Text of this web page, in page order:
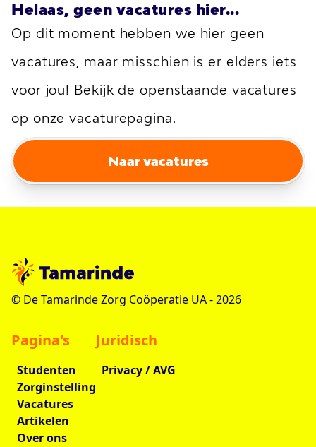
Helaas, geen vacatures hier...
Op dit moment hebben we hier geen
vacatures, maar misschien is er elders iets
voor jou! Bekijk de openstaande vacatures
op onze vacaturepagina.
Naar vacatures
© De Tamarinde Zorg Coöperatie UA -2026
Pagina's
Studenten
Zorginstelling
Vacatures
Artikelen
Over ons
Juridisch
Privacy / AVG